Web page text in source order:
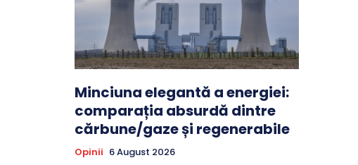
Minciuna elegantă a energiei:
comparația absurdă dintre
cărbune/gaze și regenerabile
Opinii 6 August 2026